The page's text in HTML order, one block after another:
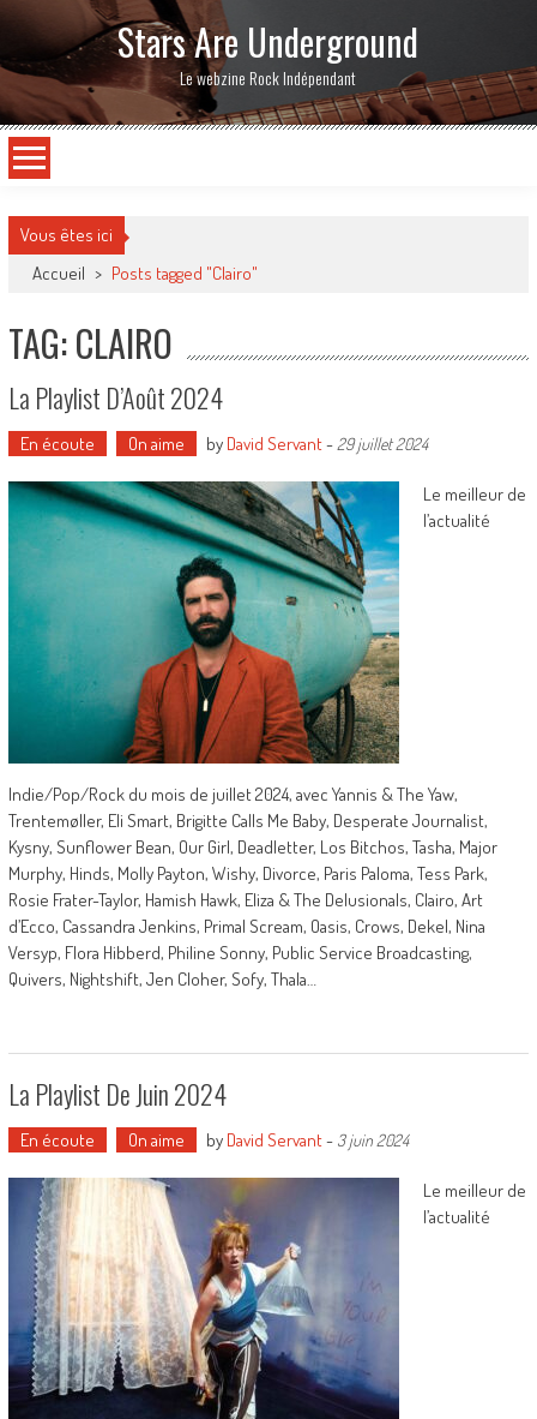
Stars Are Underground
Le webzine Rock Indépendant
Vous êtes ici
Accueil > Posts tagged "Clairo"
TAG: CLAIRO
La Playlist D’Août 2024
En écoute On aime by David Servant- 29 juillet 2024
Le meilleur de
l’actualité
Indie/Pop/Rock du mois de juillet 2024, avec Yannis & The Yaw,
Trentemøller, Eli Smart, Brigitte Calls Me Baby, Desperate Journalist,
Kysny, Sunflower Bean, Our Girl, Deadletter, Los Bitchos, Tasha, Major
Murphy, Hinds, Molly Payton, Wishy, Divorce, Paris Paloma, Tess Park,
Rosie Frater-Taylor, Hamish Hawk, Eliza & The Delusionals, Clairo, Art
d’Ecco, Cassandra Jenkins, Primal Scream, Oasis, Crows, Dekel, Nina
Versyp, Flora Hibberd, Philine Sonny, Public Service Broadcasting,
Quivers, Nightshift, Jen Cloher, Sofy, Thala…
La Playlist De Juin 2024
En écoute On aime by David Servant- 3 juin 2024
Le meilleur de
l’actualité